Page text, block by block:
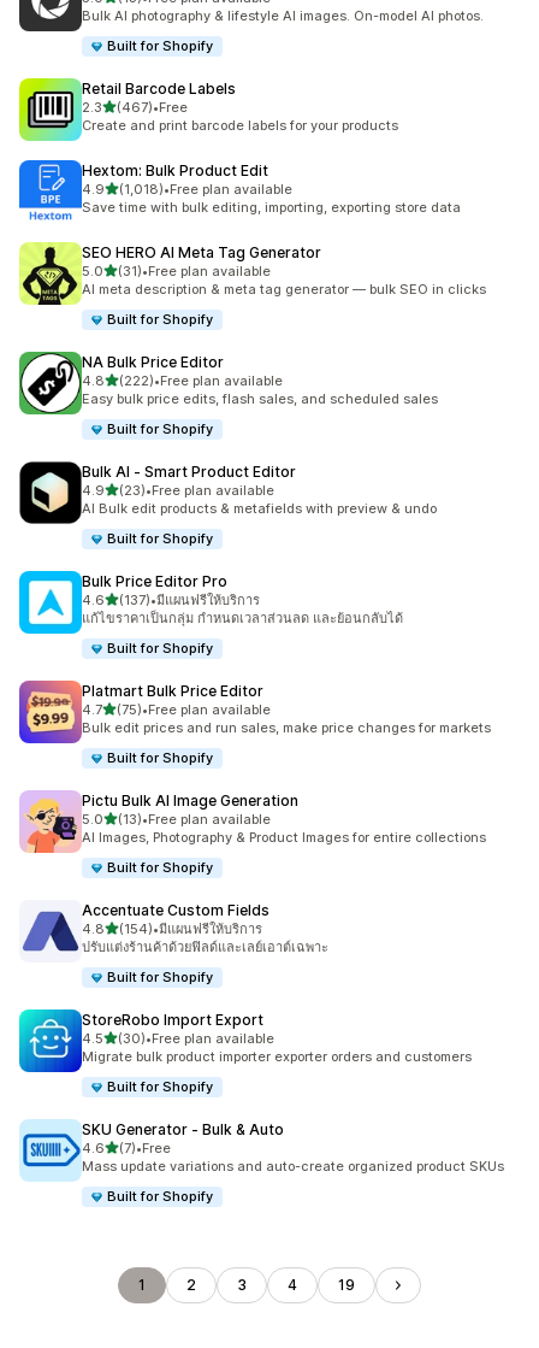
ทั้งหมด 13 รีวิว
Bulk AI photography & lifestyle AI images. On-model AI photos.
Built for Shopify
Retail Barcode Labels
2.3เต็ม 5 ดาว
(467)
ทั้งหมด 467 รีวิว
•Free
Create and print barcode labels for your products
Hextom: Bulk Product Edit
4.9เต็ม 5 ดาว
(1,018)
ทั้งหมด 1018 รีวิว
•Free plan available
Save time with bulk editing, importing, exporting store data
SEO HERO AI Meta Tag Generator
5.0เต็ม 5 ดาว
(31)
ทั้งหมด 31 รีวิว
•Free plan available
AI meta description & meta tag generator — bulk SEO in clicks
Built for Shopify
NA Bulk Price Editor
4.8เต็ม 5 ดาว
(222)
ทั้งหมด 222 รีวิว
•Free plan available
Easy bulk price edits, flash sales, and scheduled sales
Built for Shopify
Bulk AI ‑ Smart Product Editor
4.9เต็ม 5 ดาว
(23)
ทั้งหมด 23 รีวิว
•Free plan available
AI Bulk edit products & metafields with preview & undo
Built for Shopify
Bulk Price Editor Pro
4.6เต็ม 5 ดาว
(137)
ทั้งหมด 137 รีวิว
•มีแผนฟรีให้บริการ
แก้ไขราคาเป็นกลุ่ม กำหนดเวลาส่วนลด และย้อนกลับได้
Built for Shopify
Platmart Bulk Price Editor
4.7เต็ม 5 ดาว
(75)
ทั้งหมด 75 รีวิว
•Free plan available
Bulk edit prices and run sales, make price changes for markets
Built for Shopify
Pictu Bulk AI Image Generation
5.0เต็ม 5 ดาว
(13)
ทั้งหมด 13 รีวิว
•Free plan available
AI Images, Photography & Product Images for entire collections
Built for Shopify
Accentuate Custom Fields
4.8เต็ม 5 ดาว
(154)
ทั้งหมด 154 รีวิว
•มีแผนฟรีให้บริการ
ปรับแต่งร้านค้าด้วยฟิลด์และเลย์เอาต์เฉพาะ
Built for Shopify
StoreRobo Import Export
4.5เต็ม 5 ดาว
(30)
ทั้งหมด 30 รีวิว
•Free plan available
Migrate bulk product importer exporter orders and customers
Built for Shopify
SKU Generator ‑ Bulk & Auto
4.6เต็ม 5 ดาว
(7)
ทั้งหมด 7 รีวิว
•Free
Mass update variations and auto-create organized product SKUs
Built for Shopify
1 2 3 4 19